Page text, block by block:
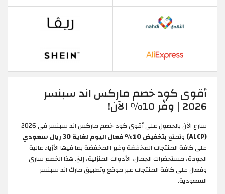
أقوى كود خصم ماركس اند سبنسر
2026 | وفّر 10% الآن!
سارع الآن بالحصول على أقوى كود خصم ماركس اند سبنسر في 2026
(ALCP)
وتمتع بتخفيض 10% فعال اليوم لغاية 30 ريال سعودي
على كافة المنتجات المخفضة وغير االمخفضة بما فيها الأزياء عالية
الجودة، مستحضرات الجمال، الأدوات المنزلية، إلخ. هذا الخصم ساري
وفعال على كافة المنتجات عبر موقع وتطبيق مارك اند سبنسر
السعودية.